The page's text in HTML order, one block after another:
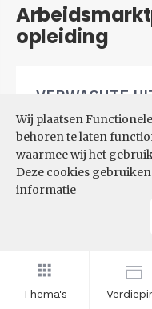
Thema's
Wij plaatsen
behoren te laten
waarmee wij het
Deze cookies
informatie
opleiding
VERWACHTE
EN